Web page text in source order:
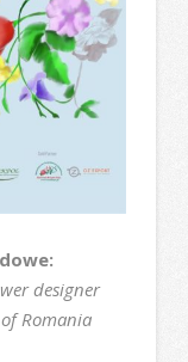
designer
Romania